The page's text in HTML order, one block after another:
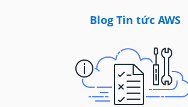
Blog Tin tức AWS